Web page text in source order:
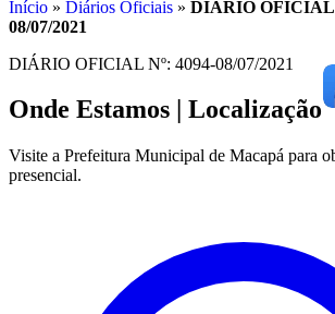
Início » Diários Oficiais » DIÁRIO OFICIAL
08/07/2021
DIÁRIO OFICIAL Nº: 4094-08/07/2021
Onde Estamos | Localização
Visite a Prefeitura Municipal de Macapá para
presencial.